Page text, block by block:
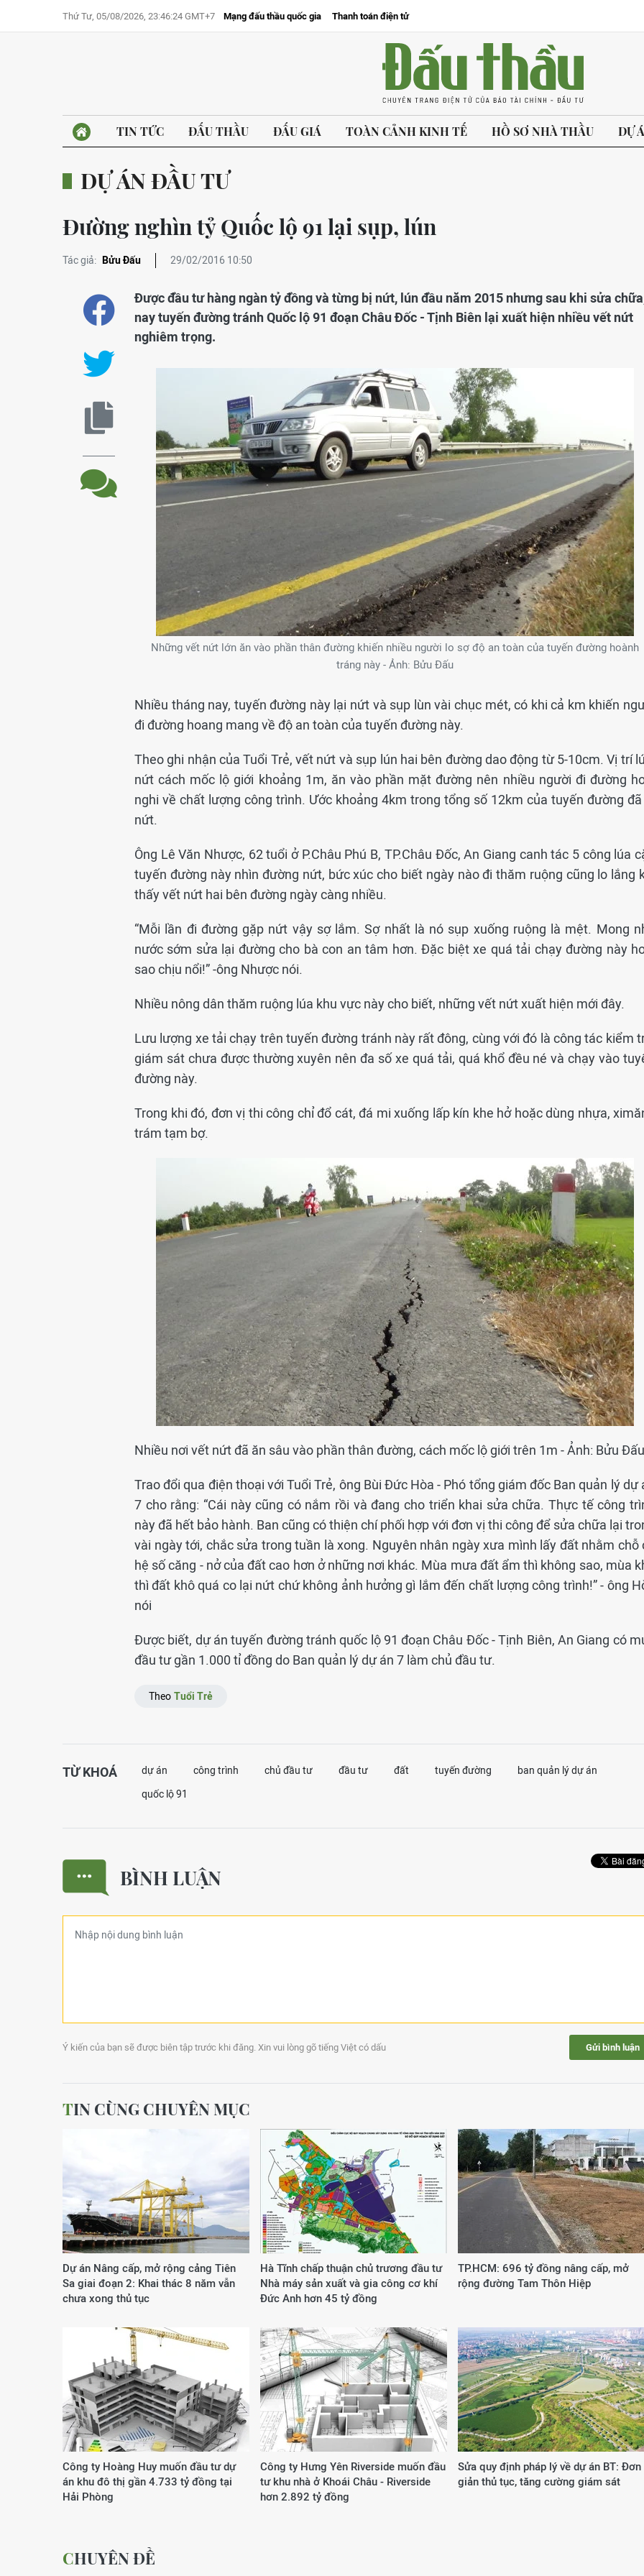
Thứ Tư, 05/08/2026, 23:46:24 GMT+7 Mạng đấu thầu quốc gia Thanh toán điện tử
TIN TỨC ĐẤU THẦU ĐẤU GIÁ TOÀN CẢNH KINH TẾ HỒ SƠ NHÀ THẦU DỰ
DỰ ÁN ĐẦU TƯ
Đường nghìn tỷ Quốc lộ 91 lại sụp, lún
Tác giả: Bửu Đấu 29/02/2016 10:50
Được đầu tư hàng ngàn tỷ đồng và từng bị nứt, lún đầu năm 2015 nhưng sau khi sửa
nay tuyến đường tránh Quốc lộ 91 đoạn Châu Đốc - Tịnh Biên lại xuất hiện nhiều vết nứt
nghiêm trọng.
Những vết nứt lớn ăn vào phần thân đường khiến nhiều người lo sợ độ an toàn của tuyến đường hoành
tráng này - Ảnh: Bửu Đấu
Nhiều tháng nay, tuyến đường này lại nứt và sụp lùn vài chục mét, có khi cả km khiến
đi đường hoang mang về độ an toàn của tuyến đường này.
Theo ghi nhận của Tuổi Trẻ, vết nứt và sụp lún hai bên đường dao động từ 5-10cm. Vị trí
nứt cách mốc lộ giới khoảng 1m, ăn vào phần mặt đường nên nhiều người đi đường
nghi về chất lượng công trình. Ước khoảng 4km trong tổng số 12km của tuyến đường
nứt.
Ông Lê Văn Nhược, 62 tuổi ở P.Châu Phú B, TP.Châu Đốc, An Giang canh tác 5 công lúa
tuyến đường này nhìn đường nứt, bức xúc cho biết ngày nào đi thăm ruộng cũng lo lắng
thấy vết nứt hai bên đường ngày càng nhiều.
“Mỗi lần đi đường gặp nứt vậy sợ lắm. Sợ nhất là nó sụp xuống ruộng là mệt. Mong
nước sớm sửa lại đường cho bà con an tâm hơn. Đặc biệt xe quá tải chạy đường này
sao chịu nổi!” -ông Nhược nói.
Nhiều nông dân thăm ruộng lúa khu vực này cho biết, những vết nứt xuất hiện mới đây.
Lưu lượng xe tải chạy trên tuyến đường tránh này rất đông, cùng với đó là công tác kiểm
giám sát chưa được thường xuyên nên đa số xe quá tải, quá khổ đều né và chạy vào
đường này.
Trong khi đó, đơn vị thi công chỉ đổ cát, đá mi xuống lấp kín khe hở hoặc dùng nhựa,
trám tạm bợ.
Nhiều nơi vết nứt đã ăn sâu vào phần thân đường, cách mốc lộ giới trên 1m - Ảnh: Bửu Đấu
Trao đổi qua điện thoại với Tuổi Trẻ, ông Bùi Đức Hòa - Phó tổng giám đốc Ban quản lý dự
7 cho rằng: “Cái này cũng có nắm rồi và đang cho triển khai sửa chữa. Thực tế công
này đã hết bảo hành. Ban cũng có thiện chí phối hợp với đơn vị thi công để sửa chữa lại
vài ngày tới, chắc sửa trong tuần là xong. Nguyên nhân ngày xưa mình lấy đất nhằm chỗ
hệ số căng - nở của đất cao hơn ở những nơi khác. Mùa mưa đất ẩm thì không sao, mùa
thì đất khô quá co lại nứt chứ không ảnh hưởng gì lắm đến chất lượng công trình!” - ông
nói
Được biết, dự án tuyến đường tránh quốc lộ 91 đoạn Châu Đốc - Tịnh Biên, An Giang có
đầu tư gần 1.000 tỉ đồng do Ban quản lý dự án 7 làm chủ đầu tư.
Theo Tuổi Trẻ
TỪ KHOÁ dự án công trình chủ đầu tư đầu tư đất tuyến đường ban quản lý dự án
quốc lộ 91
BÌNH LUẬN
Ý kiến của bạn sẽ được biên tập trước khi đăng. Xin vui lòng gõ tiếng Việt có dấu Gửi bình luận
TIN CÙNG CHUYÊN MỤC
Dự án Nâng cấp, mở rộng cảng Tiên
Sa giai đoạn 2: Khai thác 8 năm vẫn
chưa xong thủ tục
Hà Tĩnh chấp thuận chủ trương đầu tư
Nhà máy sản xuất và gia công cơ khí
Đức Anh hơn 45 tỷ đồng
TP.HCM: 696 tỷ đồng nâng cấp, mở
rộng đường Tam Thôn Hiệp
Công ty Hoàng Huy muốn đầu tư dự
án khu đô thị gần 4.733 tỷ đồng tại
Hải Phòng
Công ty Hưng Yên Riverside muốn đầu
tư khu nhà ở Khoái Châu - Riverside
hơn 2.892 tỷ đồng
Sửa quy định pháp lý về dự án BT: Đơn
giản thủ tục, tăng cường giám sát
CHUYÊN ĐỀ